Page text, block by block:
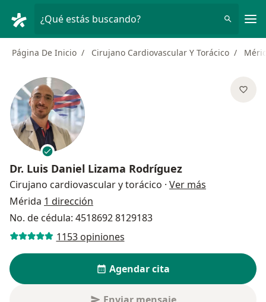
¿Qué estás buscando?
Página De Inicio Cirujano Cardiovascular Y Torácico
Dr. Luis Daniel Lizama Rodrí­guez
Cirujano cardiovascular y torácico · Ver más
Mérida 1 dirección
No. de cédula: 4518692 8129183
1153 opiniones
Agendar cita